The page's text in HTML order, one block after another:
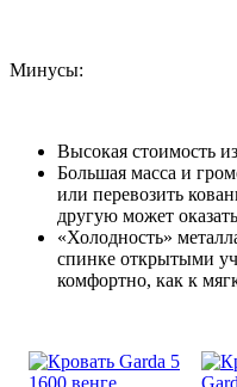
Минусы:
Высокая стоимость
Большая масса и
или перевозить
другую может
«Холодность»
спинке открытыми
комфортно, как к